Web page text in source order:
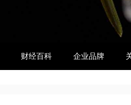
财经百科 企业品牌